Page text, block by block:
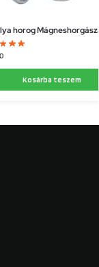
horog
Kosárba teszem